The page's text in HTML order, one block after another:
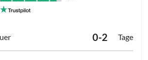
0-2 Tage